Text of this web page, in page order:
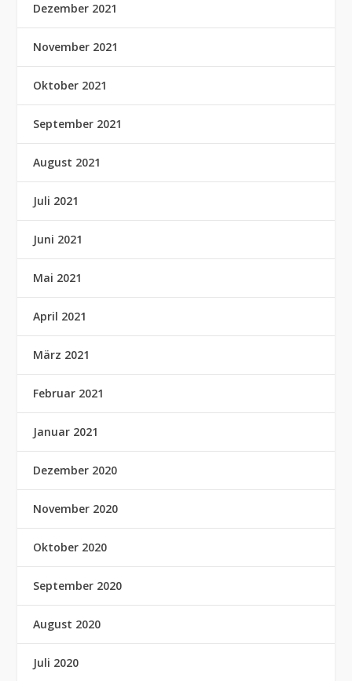
Dezember 2021
November 2021
Oktober 2021
September 2021
August 2021
Juli 2021
Juni 2021
Mai 2021
April 2021
März 2021
Februar 2021
Januar 2021
Dezember 2020
November 2020
Oktober 2020
September 2020
August 2020
Juli 2020